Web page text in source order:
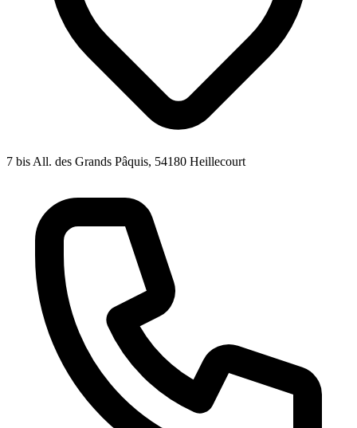
7 bis All. des Grands Pâquis, 54180 Heillecourt